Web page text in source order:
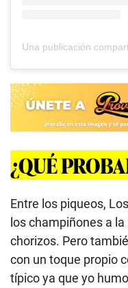
¿QUÉ
Entre los piqueos,
los champiñones a
chorizos. Pero
con un toque propio
típico ya que yo